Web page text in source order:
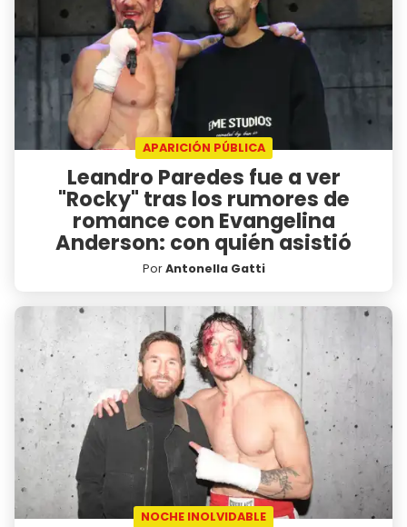
APARICIÓN PÚBLICA
Leandro Paredes fue a ver
"Rocky" tras los rumores de
romance con Evangelina
Anderson: con quién asistió
PorAntonella Gatti
NOCHE INOLVIDABLE